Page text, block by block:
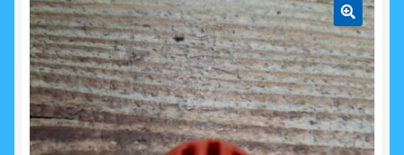
Mes commandes
Mon compte
A propos de nous
Ouvrir
le
menu
🔍